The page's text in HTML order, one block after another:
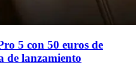
5 con 50 euros de
de lanzamiento